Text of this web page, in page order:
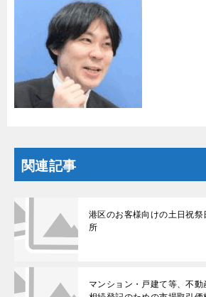
関連記事
港区のお客様向けの土日祝
所
マンション・戸建て等、不